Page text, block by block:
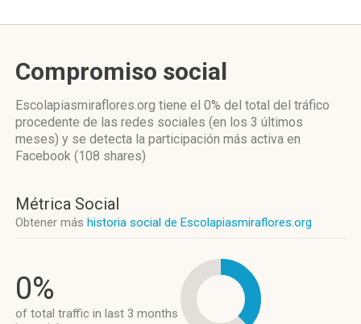
Compromiso social
Escolapiasmiraflores.org tiene el 0% del total del tráfico
procedente de las redes sociales (en los 3 últimos
meses) y se detecta la participación más activa en
Facebook (108 shares)
Métrica Social
Obtener más historia social de Escolapiasmiraflores.org
0%
of total traffic in last 3 months